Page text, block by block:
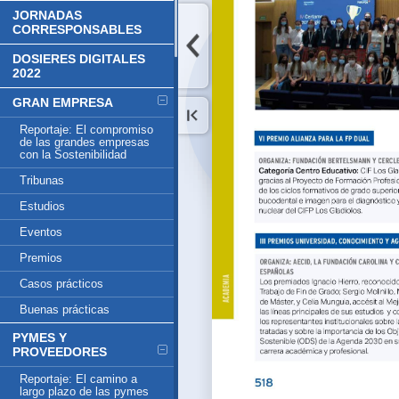
JORNADAS
CORRESPONSABLES
DOSIERES DIGITALES
2022
GRAN EMPRESA
Reportaje: El compromiso
de las grandes empresas
con la Sostenibilidad
Tribunas
Estudios
Eventos
Premios
Casos prácticos
Buenas prácticas
PYMES Y
PROVEEDORES
Reportaje: El camino a
largo plazo de las pymes